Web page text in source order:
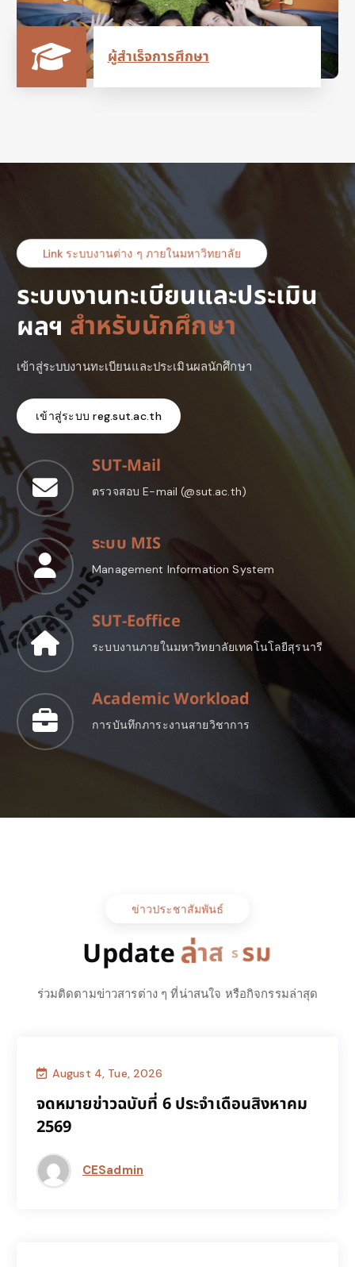
ผู้สำเร็จการศึกษา
Link ระบบงานต่าง ๆ ภายในมหาวิทยาลัย
ระบบงานทะเบียนและประเมิน
ผลฯ อาจารย/บคลากร
เข้าสู่ระบบงานทะเบียนและประเมินผลนักศึกษา
เข้าสู่ระบบ reg.sut.ac.th
SUT-Mail
ตรวจสอบ E-mail (@sut.ac.th)
ระบบ MIS
Management Information System
SUT-Eoffice
ระบบงานภายในมหาวิทยาลัยเทคโนโลยีสุรนารี
Academic Workload
การบันทึกภาระงานสายวิชาการ
ข่าวประชาสัมพันธ์
Updateลาส ด
ร่วมติดตามข่าวสารต่าง ๆ ที่น่าสนใจ หรือกิจกรรมล่าสุด
August 4, Tue, 2026
จดหมายข่าวฉบับที่ 6 ประจำเดือนสิงหาคม
2569
CESadmin
จดหมายข่าวฉบับที่ 6 ประจำเดือนสิงหาคม